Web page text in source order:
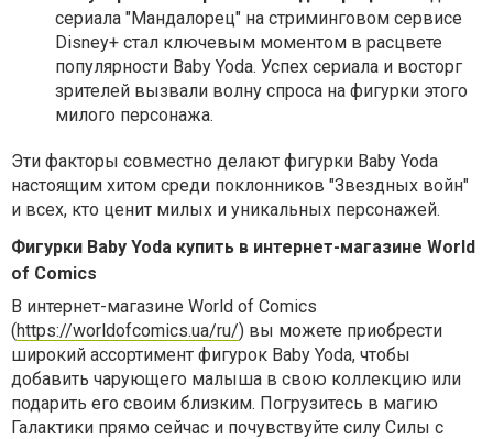
сериала "Мандалорец" на стриминговом сервисе
Disney+ стал ключевым моментом в расцвете
популярности Baby Yoda. Успех сериала и восторг
зрителей вызвали волну спроса на фигурки этого
милого персонажа.
Эти факторы совместно делают фигурки Baby Yoda
настоящим хитом среди поклонников "Звездных войн"
и всех, кто ценит милых и уникальных персонажей.
Фигурки Baby Yoda купить в интернет-магазине World
of Comics
В интернет-магазине World of Comics
(https://worldofcomics.ua/ru/) вы можете приобрести
широкий ассортимент фигурок Baby Yoda, чтобы
добавить чарующего малыша в свою коллекцию или
подарить его своим близким. Погрузитесь в магию
Галактики прямо сейчас и почувствуйте силу Силы с